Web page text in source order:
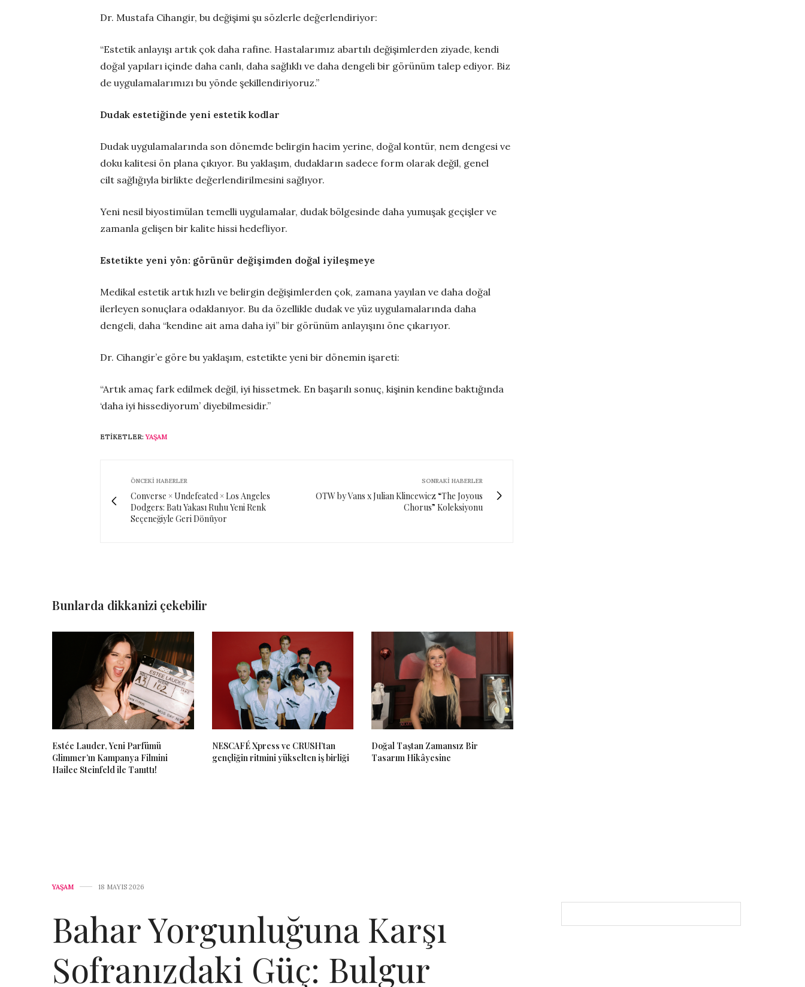
Dr. Mustafa Cihangir, bu değişimi şu sözlerle değerlendiriyor:
“Estetik anlayışı artık çok daha rafine. Hastalarımız abartılı değişimlerden ziyade, kendi
doğal yapıları içinde daha canlı, daha sağlıklı ve daha dengeli bir görünüm talep ediyor. Biz
de uygulamalarımızı bu yönde şekillendiriyoruz.”
Dudak estetiğinde yeni estetik kodlar
Dudak uygulamalarında son dönemde belirgin hacim yerine, doğal kontür, nem dengesi ve
doku kalitesi ön plana çıkıyor. Bu yaklaşım, dudakların sadece form olarak değil, genel
cilt sağlığıyla birlikte değerlendirilmesini sağlıyor.
Yeni nesil biyostimülan temelli uygulamalar, dudak bölgesinde daha yumuşak geçişler ve
zamanla gelişen bir kalite hissi hedefliyor.
Estetikte yeni yön: görünür değişimden doğal iyileşmeye
Medikal estetik artık hızlı ve belirgin değişimlerden çok, zamana yayılan ve daha doğal
ilerleyen sonuçlara odaklanıyor. Bu da özellikle dudak ve yüz uygulamalarında daha
dengeli, daha “kendine ait ama daha iyi” bir görünüm anlayışını öne çıkarıyor.
Dr. Cihangir’e göre bu yaklaşım, estetikte yeni bir dönemin işareti:
“Artık amaç fark edilmek değil, iyi hissetmek. En başarılı sonuç, kişinin kendine baktığında
‘daha iyi hissediyorum’ diyebilmesidir.”
ETIKETLER:YAŞAM
ÖNCEKI HABERLER
Converse × Undefeated × Los Angeles
Dodgers: Batı Yakası Ruhu Yeni Renk
Seçeneğiyle Geri Dönüyor
SONRAKI HABERLER
OTW by Vans x Julian Klincewicz “The Joyous
Chorus” Koleksiyonu
Bunlarda dikkanizi çekebilir
Estée Lauder, Yeni Parfümü
Glimmer’ın Kampanya Filmini
Hailee Steinfeld ile Tanıttı!
NESCAFÉ Xpress ve CRUSH’tan
gençliğin ritmini yükselten iş birliği
Doğal Taştan Zamansız Bir
Tasarım Hikâyesine
YAŞAM 18 MAYIS 2026
Bahar Yorgunluğuna Karşı
Sofranızdaki Güç: Bulgur